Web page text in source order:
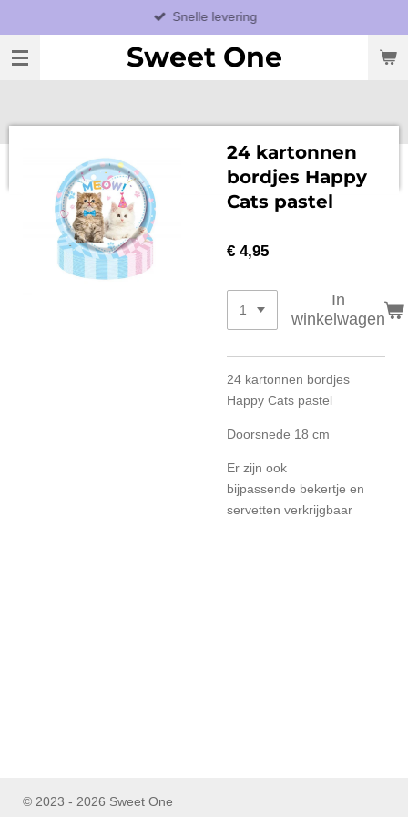
direct
naar
Sweet One
Snelle levering
24 kartonnen
bordjes Happy
Cats pastel
€ 4,95
In
winkelwagen
24 kartonnen bordjes
Happy Cats pastel
Doorsnede 18 cm
Er zijn ook
bijpassende bekertje en
servetten verkrijgbaar
© 2023 - 2026 Sweet One